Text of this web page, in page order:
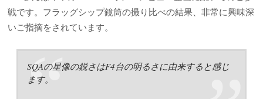
戦です。フラッグシップ鏡筒の撮り比べの結果、非常に興味深
いご指摘をされています。
SQAの星像の鋭さはF4台の明るさに由来すると感じ
ます。